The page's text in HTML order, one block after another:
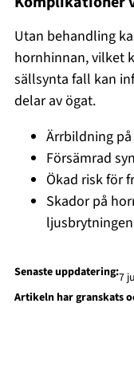
Utan behandling
hornhinnan, vilket
sällsynta fall kan
delar av ögat.
Ärrbildning
Försämrad
Ökad risk för
Skador på
ljusbrytningen
Senaste uppdatering:7
Artikeln har granskats